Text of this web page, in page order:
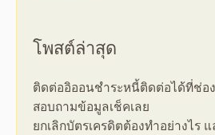
โพสต์ล่าสุด
ติดต่ออิออนชําระหนี้ติดต่อได้ที่ช่อ
สอบถามข้อมูลเช็คเลย
ยกเลิกบัตรเครดิตต้องทำอย่างไร แ